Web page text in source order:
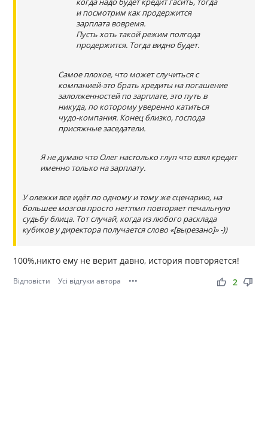
и посмотрим как продержится
зарплата вовремя.
Пусть хоть такой режим полгода
продержится. Тогда видно будет.
Самое плохое, что может случиться с
компанией-это брать кредиты на погашение
залолженностей по зарплате, это путь в
никуда, по которому уверенно катиться
чудо-компания. Конец близко, господа
присяжные заседатели.
Я не думаю что Олег настолько глуп что взял кредит
именно только на зарплату.
У олежки все идёт по одному и тому же сценарию, на
большее мозгов просто нет:пмп повторяет печальную
судьбу блица. Тот случай, когда из любого расклада
кубиков у директора получается слово «[вырезано]» -))
100%,никто ему не верит давно, история повторяется!
Відповісти Усі відгуки автора ••• thumb_up thumb_down
2